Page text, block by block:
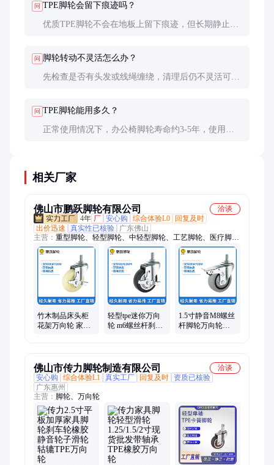
问 TPE脚轮会留下痕迹吗？
优质TPE脚轮不会在地板上留下痕迹，但长期静止不
问 脚轮转动不灵活怎么办？
先检查是否有头发或线绳缠绕，清理后仍不灵活可能
问 TPE脚轮能用多久？
正常使用情况下，办公椅脚轮寿命约3-5年，使用频
相关厂家
佛山市鹏跃脚轮有限公司
洽谈
4年 厂 安心购 综合体验L0
回复及时
出价迅速
真实性已核验
广东佛山
主营： 重型脚轮、轻型脚轮、中轻型脚轮、工艺脚轮、医疗脚
轮、购物车脚轮、PU脚轮、PVC脚轮、PP脚轮、铁芯脚轮、定
制款脚轮、弹力脚轮、工具柜脚轮、平板车脚轮、厨具脚轮、超
重型脚轮、家具轮、塑料脚轮、刹车脚轮、放缠绕脚轮、工业耐
磨重型脚轮、脚轮、静音轮、滚轮、手推车轮
竹木制品床头柜
花架万向轮 家居
轻型tpe迷你万向
轮 m6螺丝杆刹车
1.5寸静音M8螺丝
杆脚轮万向轮家
佛山市传力脚轮制造有限公司
洽谈
安心购
综合体验L1 真实工厂 回复及时
资质已核验
广东惠州
主营： 脚轮、万向轮